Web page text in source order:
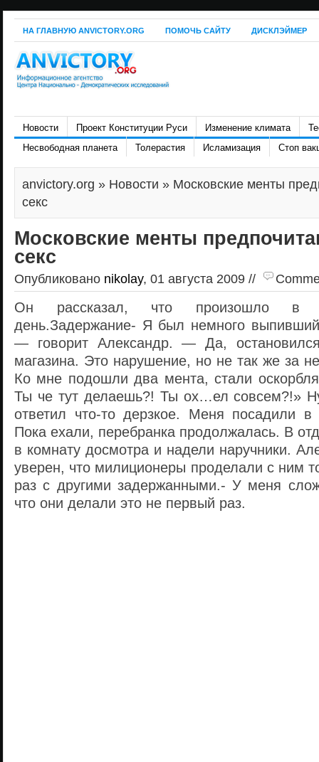
НА ГЛАВНУЮ ANVICTORY.ORG ПОМОЧЬ САЙТУ ДИСКЛЭЙМЕР
Новости Проект Конституции Руси Изменение климата
Несвободная планета
Толерастия Исламизация Стоп
anvictory.org » Новости » Московские менты
секс
Московские менты
секс
Опубликовано nikolay, 01 августа 2009 //
Он рассказал, что произошло в
день.Задержание- Я был немного
— говорит Александр. — Да,
магазина. Это нарушение, но не так же за
Ко мне подошли два мента, стали
Ты че тут делаешь?! Ты ох…ел совсем?!»
ответил что-то дерзкое. Меня посадили
Пока ехали, перебранка продолжалась. В
в комнату досмотра и надели наручники.
уверен, что милиционеры проделали с ним
раз с другими задержанными.- У меня
что они делали это не первый раз.